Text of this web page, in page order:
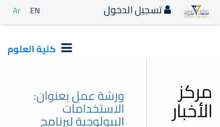
Ar EN
ورشة عمل بعنوان:
الاستخدامات
البيولوجية لبرنامج